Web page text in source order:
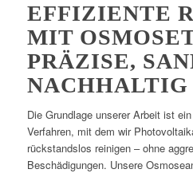
EFFIZIENTE
MIT
PRÄZISE,
NACHHALTIG
Die Grundlage unserer Arbeit ist
Verfahren, mit dem wir
rückstandslos reinigen – ohne
Beschädigungen. Unsere